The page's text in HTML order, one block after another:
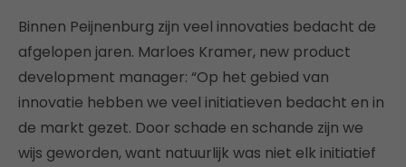
Binnen Peijnenburg zijn veel innovaties bedacht de
afgelopen jaren. Marloes Kramer, new product
development manager: “Op het gebied van
innovatie hebben we veel initiatieven bedacht en in
de markt gezet. Door schade en schande zijn we
wijs geworden, want natuurlijk was niet elk initiatief